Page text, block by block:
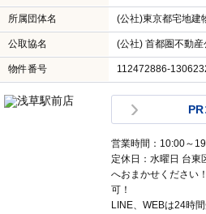
所属団体名 (公社)東京都宅地建
公取協名 (公社) 首都圏不動
物件番号 112472886-
営業時間：10:00～
定休日：水曜日 台東
へおまかせください
可！
LINE、WEBは24時